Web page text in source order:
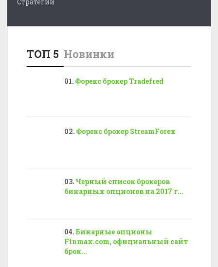
ТОП 5 Новинки
Форекс брокер Tradefred
Форекс брокер StreamForex
Черный список брокеров
бинарных опционов на 2017 г...
Бинарные опционы
Finmax.com, официальный сайт
брок...